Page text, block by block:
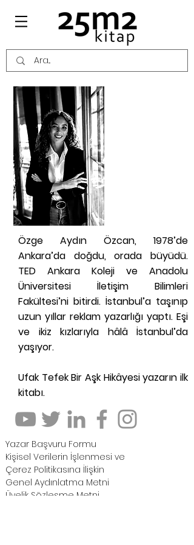
Özge Aydın Özcan, 1978’de
Ankara’da doğdu, orada büyüdü.
TED Ankara Koleji ve Anadolu
Üniversitesi İletişim Bilimleri
Fakültesi’ni bitirdi. İstanbul’a taşınıp
uzun yıllar reklam yazarlığı yaptı. Eşi
ve ikiz kızlarıyla hâlâ İstanbul’da
yaşıyor.
Ufak Tefek Bir Aşk Hikâyesi yazarın ilk
kitabı.
Yazar Başvuru Formu
Kişisel Verilerin İşlenmesi ve
Çerez Politikasına İlişkin
Genel Aydınlatma Metni
Üyelik Sözleşme Metni